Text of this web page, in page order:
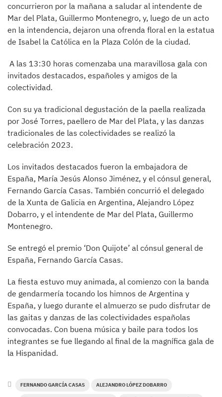
concurrieron por la mañana a saludar al intendente de
Mar del Plata, Guillermo Montenegro, y, luego de un acto
en la intendencia, dejaron una ofrenda floral en la estatua
de Isabel la Católica en la Plaza Colón de la ciudad.
A las 13:30 horas comenzaba una maravillosa gala con
invitados destacados, españoles y amigos de la
colectividad.
Con su ya tradicional degustación de la paella realizada
por José Torres, paellero de Mar del Plata, y las danzas
tradicionales de las colectividades se realizó la
celebración 2023.
Los invitados destacados fueron la embajadora de
España, María Jesús Alonso Jiménez, y el cónsul general,
Fernando García Casas. También concurrió el delegado
de la Xunta de Galicia en Argentina, Alejandro López
Dobarro, y el intendente de Mar del Plata, Guillermo
Montenegro.
Se entregó el premio ‘Don Quijote’ al cónsul general de
España, Fernando García Casas.
La fiesta estuvo muy animada, al comienzo con la banda
de gendarmería tocando los himnos de Argentina y
España, y luego durante el almuerzo se pudo disfrutar de
las gaitas y danzas de las colectividades españolas
convocadas. Con buena música y baile para todos los
integrantes se fue llegando al final de la magnífica gala de
la Hispanidad.
FERNANDO GARCÍA CASAS ALEJANDRO LÓPEZ DOBARRO